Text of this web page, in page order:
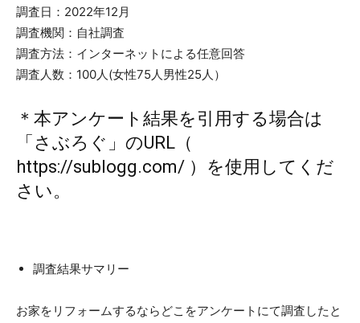
調査日：2022年12月
調査機関：自社調査
調査方法：インターネットによる任意回答
調査人数：100人(女性75人男性25人）
＊本アンケート結果を引用する場合は
「さぶろぐ」のURL（
https://sublogg.com/ ）を使用してくだ
さい。
調査結果サマリー
お家をリフォームするならどこをアンケートにて調査したと